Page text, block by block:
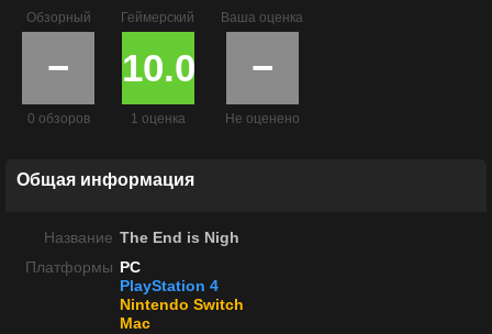
Обзорный
−
0 обзоров
Геймерский
10.0
1 оценка
Ваша оценка
−
Не оценено
Общая информация
Название The End is Nigh
Платформы PC
PlayStation 4
Nintendo Switch
Mac